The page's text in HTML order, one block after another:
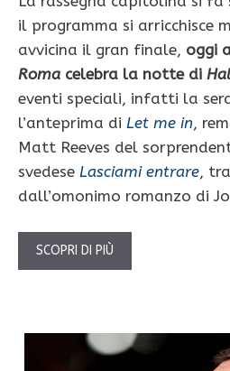
il programma si arricchisce
avvicina il gran finale, oggi
Roma celebra la notte di
eventi speciali, infatti la
l’anteprima di Let me in,
Matt Reeves del
svedese Lasciami entrare,
dall’omonimo romanzo di
SCOPRI DI PIÙ